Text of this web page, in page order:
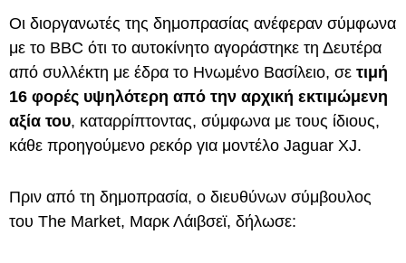
Οι διοργανωτές της δημοπρασίας ανέφεραν σύμφωνα
με το BBC ότι το αυτοκίνητο αγοράστηκε τη Δευτέρα
από συλλέκτη με έδρα το Ηνωμένο Βασίλειο, σε τιμή
16 φορές υψηλότερη από την αρχική εκτιμώμενη
αξία του, καταρρίπτοντας, σύμφωνα με τους ίδιους,
κάθε προηγούμενο ρεκόρ για μοντέλο Jaguar XJ.
Πριν από τη δημοπρασία, ο διευθύνων σύμβουλος
του The Market, Μαρκ Λάιβσεϊ, δήλωσε: